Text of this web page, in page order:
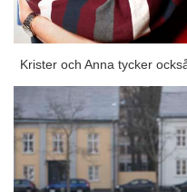
Krister och Anna tycker